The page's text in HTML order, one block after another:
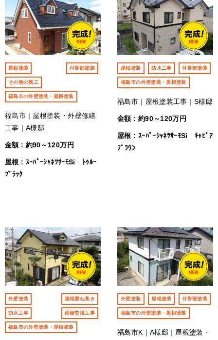
屋根塗装 付帯部塗装
その他の施工
福島市の外壁塗装・屋根塗装
福島市｜屋根塗装・外壁修繕
工事｜A様邸
金額 : 約90～120万円
屋根 : ｽｰﾊﾟｰｼｬﾈﾂｻｰﾓSi ﾄｩﾙｰ
ﾌﾞﾗｯｸ
屋根塗装 防水工事 付帯部塗装
福島市の外壁塗装・屋根塗装
福島市｜屋根塗装工事｜S様邸
金額 : 約90～120万円
屋根 : ｽｰﾊﾟｰｼｬﾈﾂｻｰﾓSi ｷｬﾋﾞｱ
ﾌﾞﾗｳﾝ
外壁塗装 屋根重ね葺き
防水工事 雨樋交換工事
福島市の外壁塗装・屋根塗装
外壁塗装 屋根塗装 付帯部塗装
福島市の外壁塗装・屋根塗装
福島市K｜A様邸｜屋根塗装・